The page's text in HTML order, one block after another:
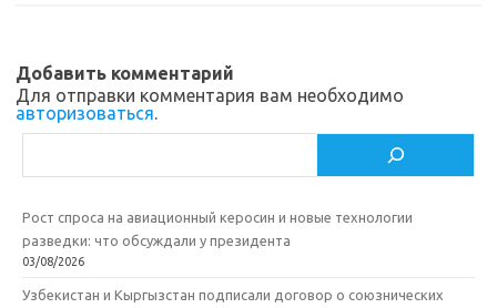
i
ь
Добавить комментарий
Для отправки комментария вам необходимо
авторизоваться.
Рост спроса на авиационный керосин и новые технологии
разведки: что обсуждали у президента
03/08/2026
Узбекистан и Кыргызстан подписали договор о союзнических